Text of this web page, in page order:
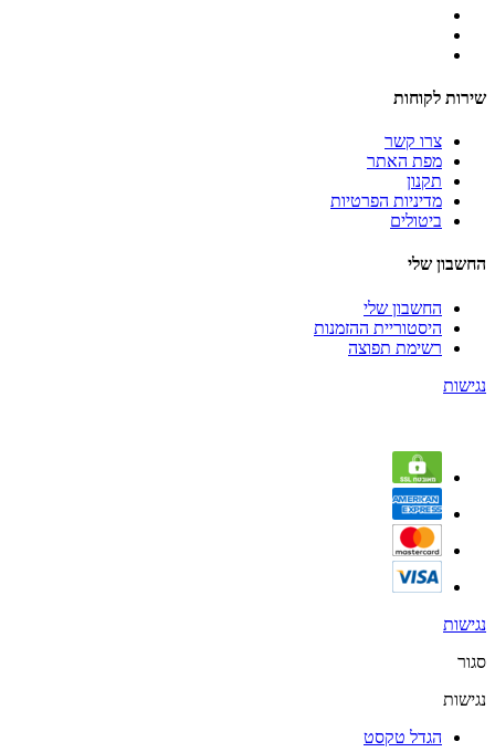
שירות לקוחות
צרו קשר
מפת האתר
תקנון
מדיניות הפרטיות
ביטולים
החשבון שלי
החשבון שלי
היסטוריית ההזמנות
רשימת תפוצה
נגישות
נגישות
סגור
נגישות
הגדל טקסט